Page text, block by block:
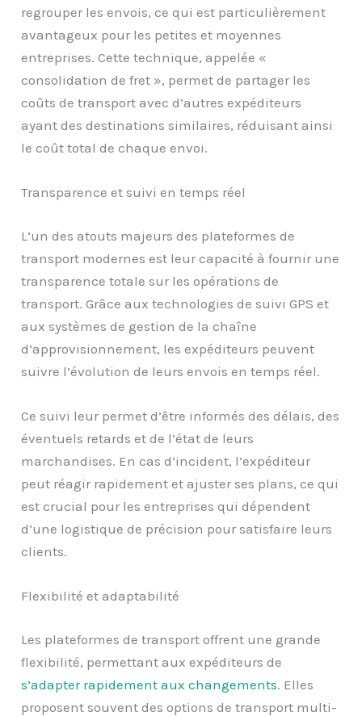
regrouper les envois, ce qui est particulièrement
avantageux pour les petites et moyennes
entreprises. Cette technique, appelée «
consolidation de fret », permet de partager les
coûts de transport avec d’autres expéditeurs
ayant des destinations similaires, réduisant ainsi
le coût total de chaque envoi.
Transparence et suivi en temps réel
L’un des atouts majeurs des plateformes de
transport modernes est leur capacité à fournir une
transparence totale sur les opérations de
transport. Grâce aux technologies de suivi GPS et
aux systèmes de gestion de la chaîne
d’approvisionnement, les expéditeurs peuvent
suivre l’évolution de leurs envois en temps réel.
Ce suivi leur permet d’être informés des délais, des
éventuels retards et de l’état de leurs
marchandises. En cas d’incident, l’expéditeur
peut réagir rapidement et ajuster ses plans, ce qui
est crucial pour les entreprises qui dépendent
d’une logistique de précision pour satisfaire leurs
clients.
Flexibilité et adaptabilité
Les plateformes de transport offrent une grande
flexibilité, permettant aux expéditeurs de
s’adapter rapidement aux changements. Elles
proposent souvent des options de transport multi-